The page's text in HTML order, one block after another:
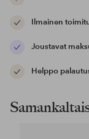
Ilmainen
Joustavat
Helppo